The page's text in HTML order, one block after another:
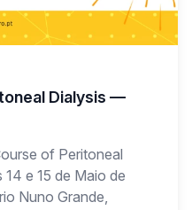
Dialysis —
of Peritoneal
e 15 de Maio de
Nuno Grande,